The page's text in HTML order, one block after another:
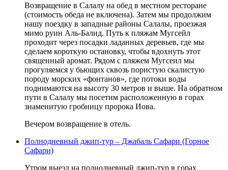
Возвращение в Салалу на обед в местном ресторане
(стоимость обеда не включена). Затем мы продолжим
нашу поездку в западные районы Салалы, проезжая
мимо руин Аль-Балид. Путь к пляжам Мугсейл
проходит через посадки ладанных деревьев, где мы
сделаем короткую остановку, чтобы вдохнуть этот
священный аромат. Рядом с пляжем Мугсеил мы
прогуляемся у бьющих сквозь пористую скалистую
породу морских «фонтанов», где потоки воды
поднимаются на высоту 30 метров и выше. На обратном
пути в Салалу мы посетим расположенную в горах
знаменитую гробницу пророка Иова.
Вечером возвращение в отель.
Полнодневный джип-тур – Джабаль Сафари (Горное
Сафари)
Утром выезд на полнодневный джип-тур в горах